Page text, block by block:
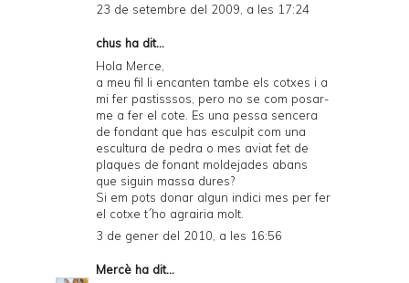
23 de setembre del 2009, a les 17:24
chus ha dit...
Hola Merce,
a meu fil li encanten tambe els cotxes i a
mi fer pastisssos, pero no se com posar-
me a fer el cote. Es una pessa sencera
de fondant que has esculpit com una
escultura de pedra o mes aviat fet de
plaques de fonant moldejades abans
que siguin massa dures?
Si em pots donar algun indici mes per fer
el cotxe t´ho agrairia molt.
3 de gener del 2010, a les 16:56
Mercè ha dit...